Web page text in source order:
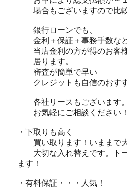
場合もございますので比較
銀行ローンでも、
金利＋保証＋事務手数など
当店金利の方が得のお客
居ります。
審査が簡単で早い
クレジットも自信のおすす
各社リースもございます。
お気軽にご相談ください！
・下取りも高く
買い取ります！いままで大
大切な入れ替えです。トー
ます！
・有料保証・・・人気！